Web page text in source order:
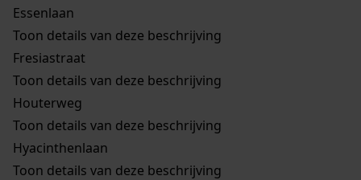
Essenlaan
Toon details van deze beschrijving
Fresiastraat
Toon details van deze beschrijving
Houterweg
Toon details van deze beschrijving
Hyacinthenlaan
Toon details van deze beschrijving